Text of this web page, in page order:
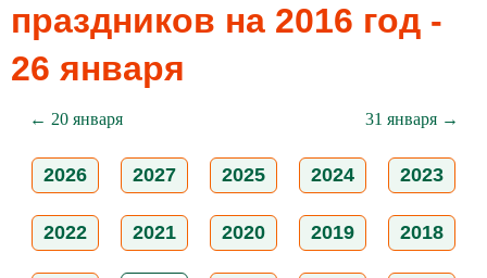
праздников на 2016 год -
26 января
← 20 января 31 января →
2026 2027 2025 2024 2023
2022 2021 2020 2019 2018